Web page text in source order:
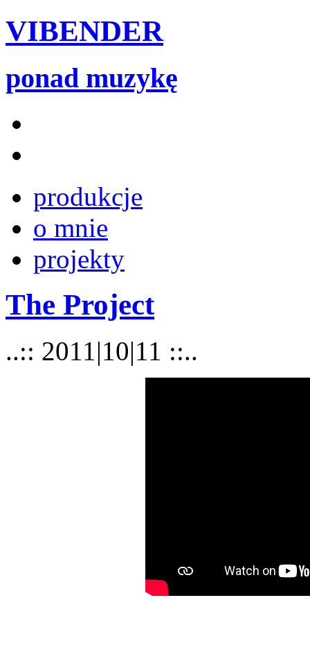
VIBENDER
ponad muzykę
produkcje
o mnie
projekty
The Project
..:: 2011|10|11 ::..